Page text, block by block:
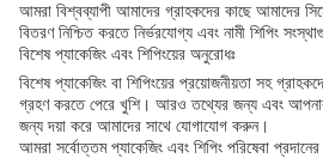
আমরা বিশ্বব্যাপী আমাদের গ্রাহকদের কাছে আমাদের
বিতরণ নিশ্চিত করতে নির্ভরযোগ্য এবং নামী শিপিং
বিশেষ প্যাকেজিং এবং শিপিংয়ের অনুরোধঃ
বিশেষ প্যাকেজিং বা শিপিংয়ের প্রয়োজনীয়তা সহ
গ্রহণ করতে পেরে খুশি। আরও তথ্যের জন্য এবং
জন্য দয়া করে আমাদের সাথে যোগাযোগ করুন।
আমরা সর্বোত্তম প্যাকেজিং এবং শিপিং পরিষেবা